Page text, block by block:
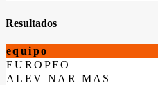
Resultados
equipo
EUROPEO
ALEV NAR MAS